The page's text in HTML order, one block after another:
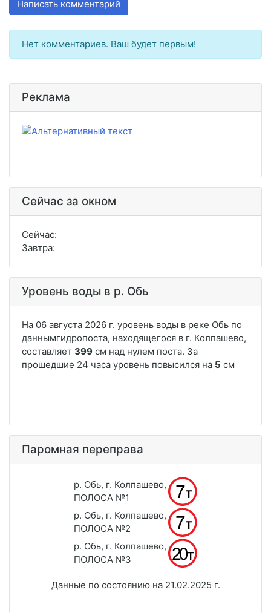
Написать комментарий
Нет комментариев. Ваш будет первым!
Реклама
Сейчас за окном
Сейчас:
Завтра:
Уровень воды в р. Обь
Паромная переправа
р. Обь, г. Колпашево,
ПОЛОСА №1
р. Обь, г. Колпашево,
ПОЛОСА №2
р. Обь, г. Колпашево,
ПОЛОСА №3
Данные по состоянию на 21.02.2025 г.